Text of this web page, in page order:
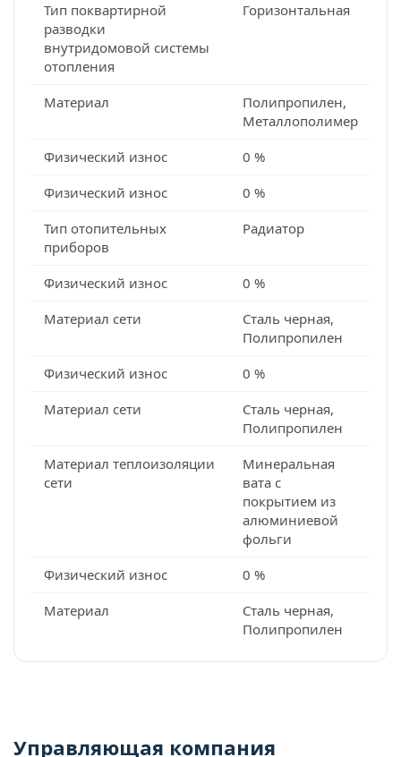
Тип поквартирной
разводки
внутридомовой системы
отопления
Горизонтальная
Материал
Полипропилен,
Металлополимер
Физический износ
0 %
Физический износ
0 %
Тип отопительных
приборов
Радиатор
Физический износ
0 %
Материал сети
Сталь черная,
Полипропилен
Физический износ
0 %
Материал сети
Сталь черная,
Полипропилен
Материал теплоизоляции
сети
Минеральная
вата с
покрытием из
алюминиевой
фольги
Физический износ
0 %
Материал
Сталь черная,
Полипропилен
Управляющая компания